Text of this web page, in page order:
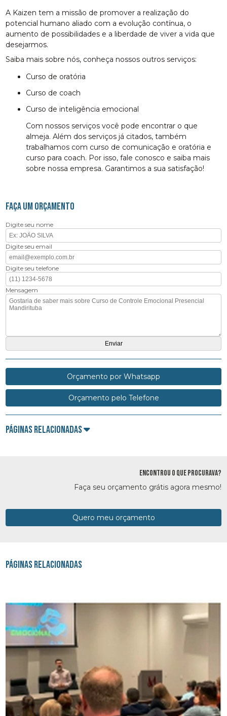
A Kaizen tem a missão de promover a realização do
potencial humano aliado com a evolução contínua, o
aumento de possibilidades e a liberdade de viver a vida que
desejarmos.
Saiba mais sobre nós, conheça nossos outros serviços:
curso de oratória
curso de coach
curso de inteligência emocional
Com nossos serviços você pode encontrar o que
almeja. Além dos serviços já citados, também
trabalhamos com curso de comunicação e oratória e
curso para coach. Por isso, fale conosco e saiba mais
sobre nossa empresa. Garantimos a sua satisfação!
FAÇA UM ORÇAMENTO
Digite seu nome
Digite seu email
Digite seu telefone
Mensagem
Orçamento por Whatsapp
Orçamento pelo Telefone
Páginas Relacionadas
ENCONTROU O QUE PROCURAVA?
Faça seu orçamento grátis agora mesmo!
Quero meu orçamento
Páginas Relacionadas